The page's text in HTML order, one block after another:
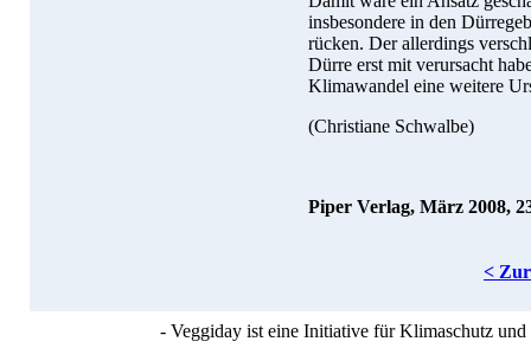
insbesondere in den
rücken. Der allerdings
Dürre erst mit verursacht
Klimawandel eine weitere
(Christiane Schwalbe)
Piper Verlag, März 2008,
<
- Veggiday ist eine Initiative für Klimaschutz